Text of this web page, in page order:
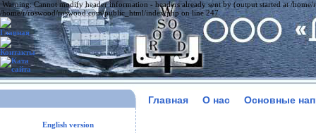
Warning: Cannot modify header information - headers already sent by (output started at /
/home/r/roswood/roswood.com/public_html/index.php on line 247
Главная О нас Основные
English version